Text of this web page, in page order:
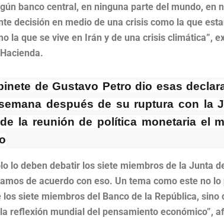
banco central, en ninguna parte del mundo, en
decisión en medio de una crisis como la que
la que se vive en Irán y de una crisis climática”,
de Gustavo Petro dio esas
después de su ruptura con la
la reunión de política monetaria el
lo deben debatir los siete miembros de la Junta
de acuerdo con eso. Un tema como este no
siete miembros del Banco de la República, sino
reflexión mundial del pensamiento económico”,